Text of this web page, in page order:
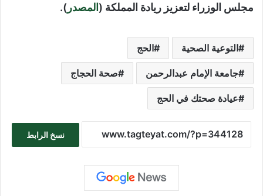
مجلس الوزراء لتعزيز ريادة المملكة ( المصدر ).
التوعية الصحية الحج
جامعة الإمام عبدالرحمن صحة الحجاج
عيادة صحتك في الحج
نسخ الرابط